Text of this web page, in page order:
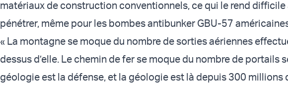
matériaux de construction conventionnels, ce qui le rend difficile
pénétrer, même pour les bombes antibunker GBU-57
« La montagne se moque du nombre de sorties aériennes
dessus d’elle. Le chemin de fer se moque du nombre de portails
géologie est la défense, et la géologie est là depuis 300 millions